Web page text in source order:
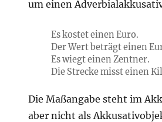
um einen
Es kostet einen Euro.
Der Wert beträgt einen
Es wiegt einen Zentner.
Die Strecke misst einen
Die Maßangabe steht im
aber nicht als